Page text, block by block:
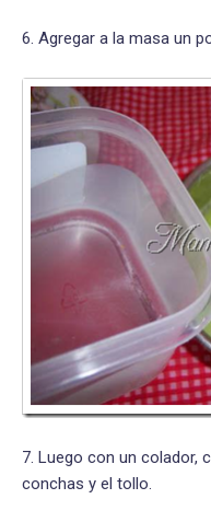
6. Agregar a la masa un
7. Luego con un colador,
conchas y el tollo.